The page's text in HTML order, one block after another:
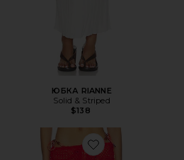
ЮБКА RIANNE
Solid & Striped
$138
Favorite ЮБКА ANTIGUA